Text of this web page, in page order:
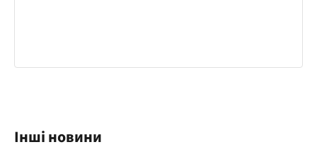
Інші новини